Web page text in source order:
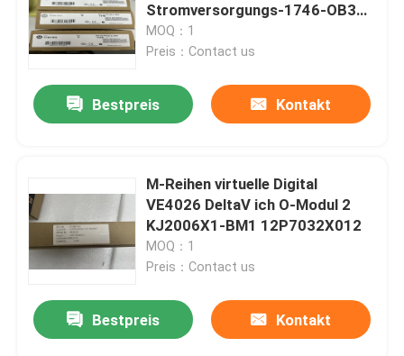
Treten Sie mit uns in Verbindung
Industrieller Servomotor
Industrielle Servo-Antriebe
Wechselstromservoverstärker
Überflüssiges Stromversorgungs-Modul
Stromversorgungs-1746-OB32
getrennt
MOQ：1
Preis：Contact us
Bestpreis Kontakt
M-Reihen virtuelle Digital
VE4026 DeltaV ich O-Modul 2
KJ2006X1-BM1 12P7032X012
MOQ：1
Preis：Contact us
Bestpreis Kontakt